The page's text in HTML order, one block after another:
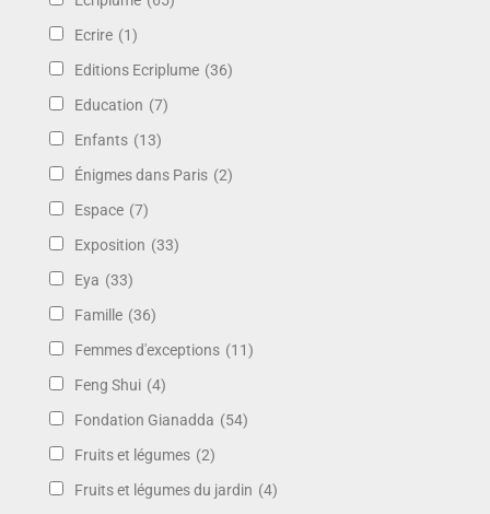
Ecrire (1)
Editions Ecriplume (36)
Education (7)
Enfants (13)
Énigmes dans Paris (2)
Espace (7)
Exposition (33)
Eya (33)
Famille (36)
Femmes d'exceptions (11)
Feng Shui (4)
Fondation Gianadda (54)
Fruits et légumes (2)
Fruits et légumes du jardin (4)